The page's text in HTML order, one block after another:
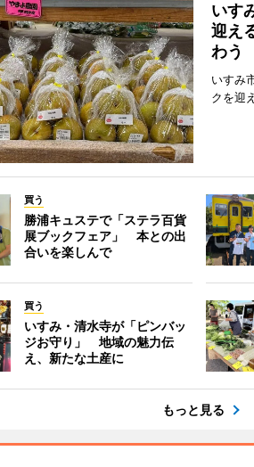
いす
迎え
わう
いすみ
クを迎
買う
勝浦キュステで「ステラ百貨
展ブックフェア」 本との出
合いを楽しんで
買う
いすみ・清水寺が「ピンバッ
ジお守り」 地域の魅力伝
え、新たな土産に
もっと見る